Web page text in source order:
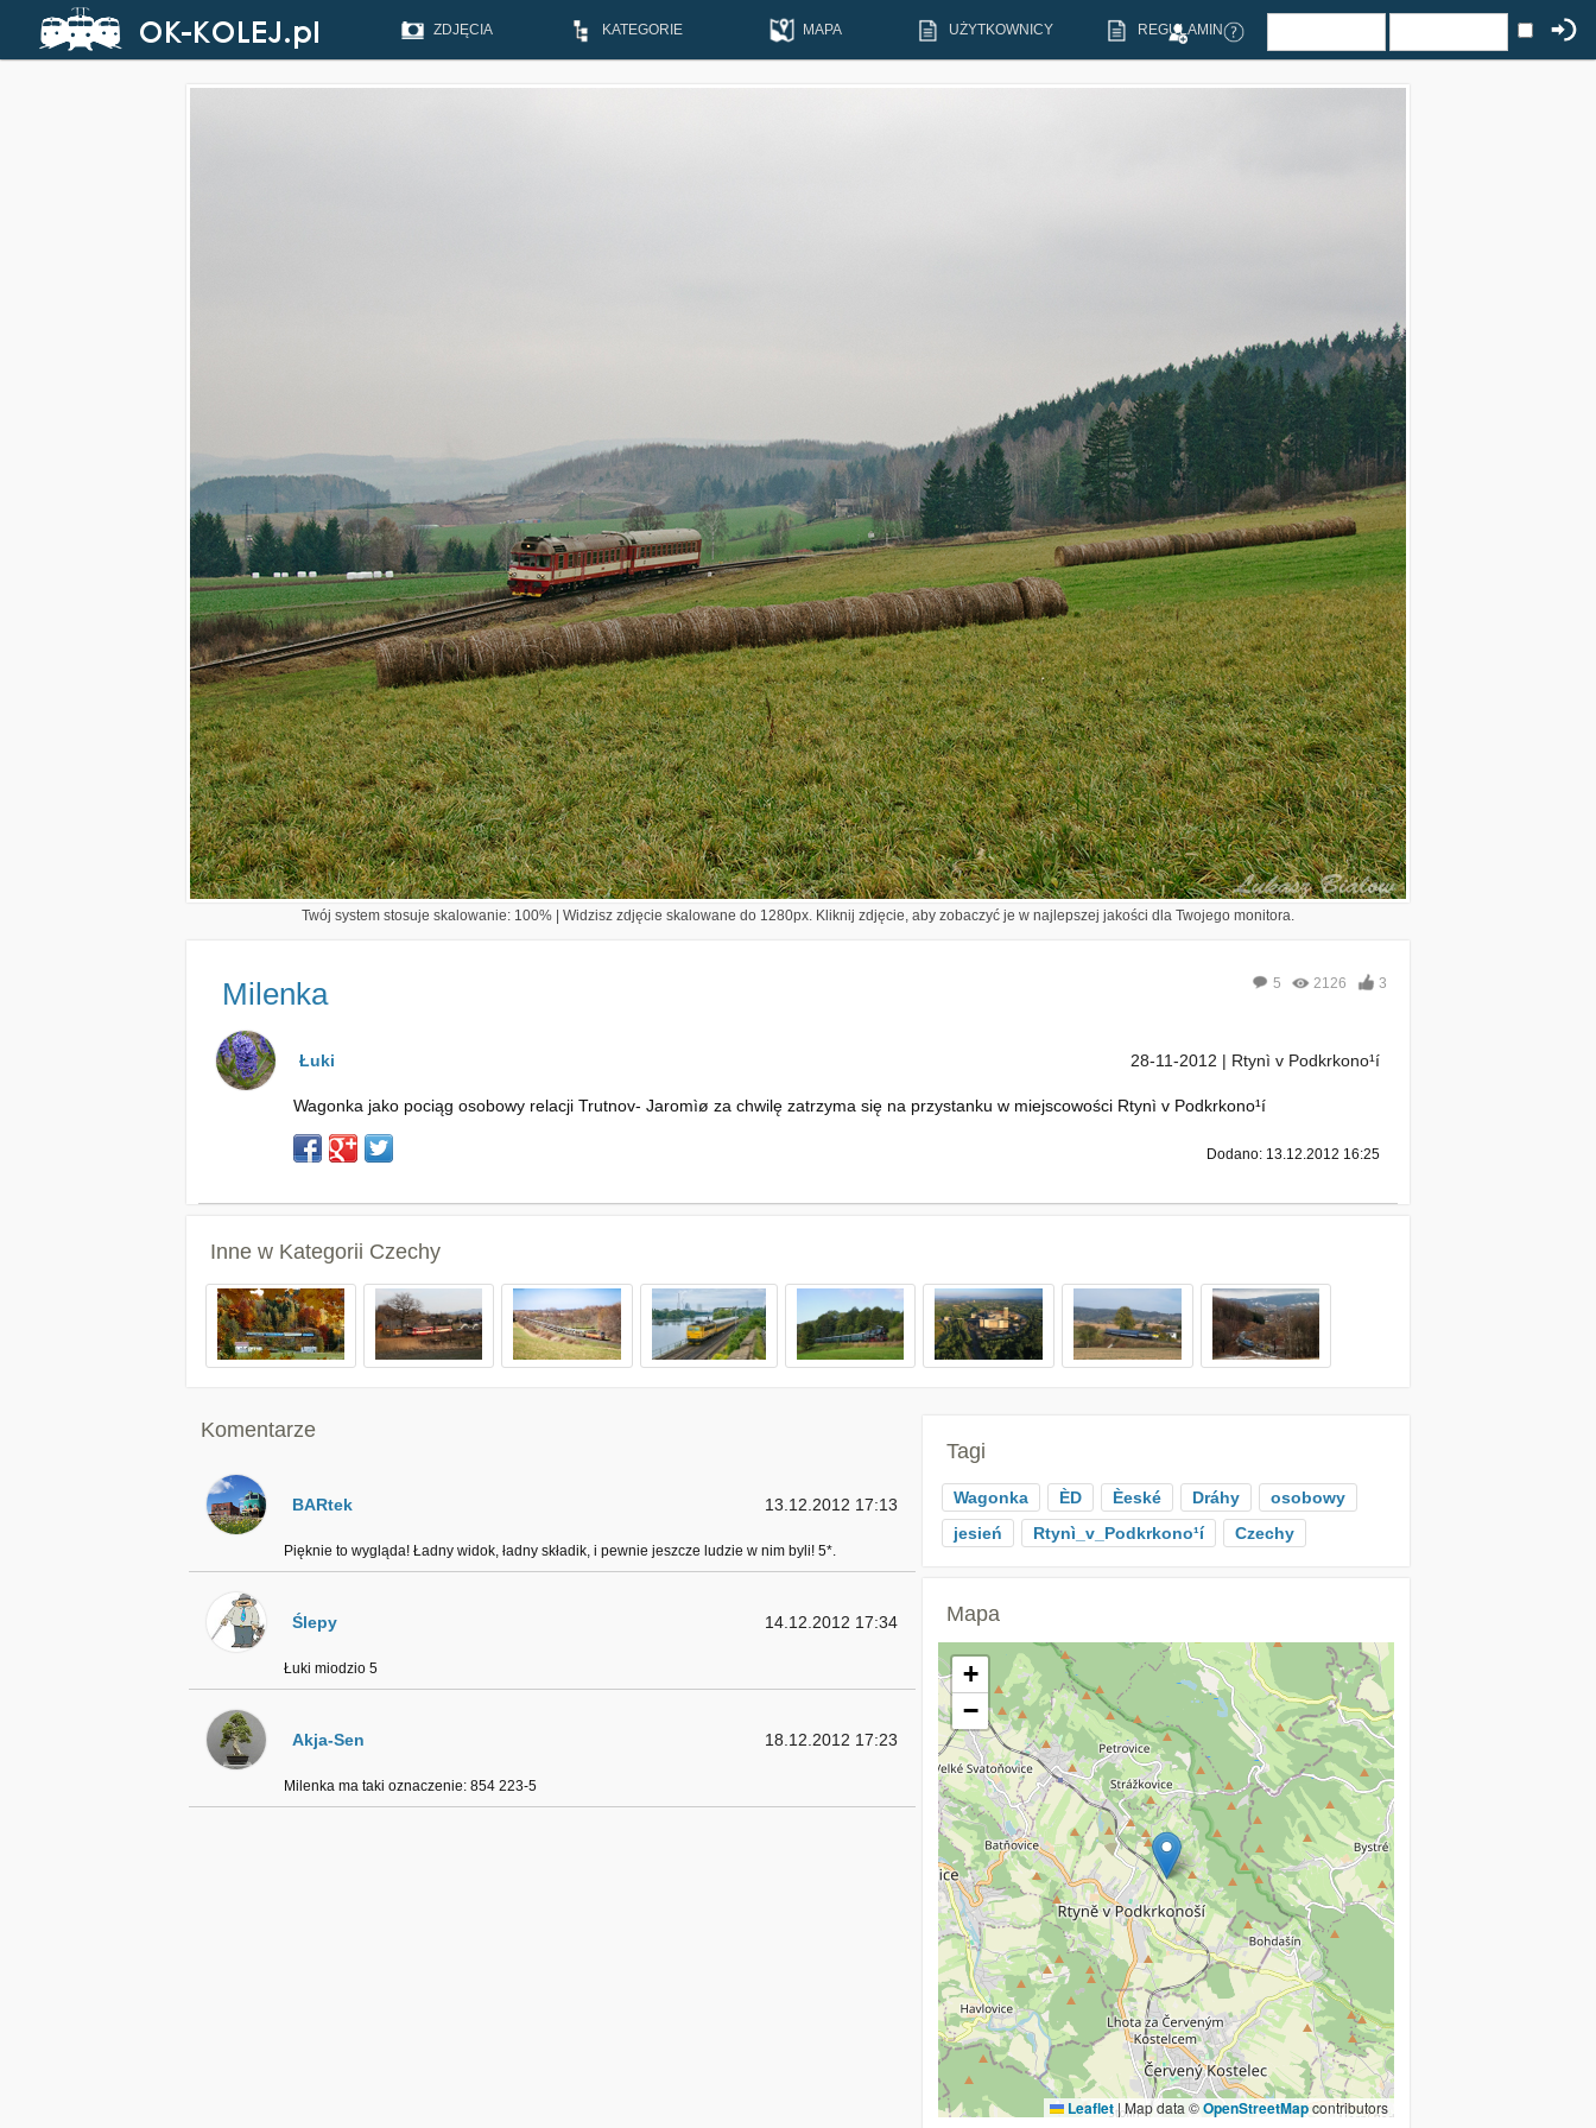
ZDJĘCIA KATEGORIE MAPA UŻYTKOWNICY REGULAMIN
Twój system stosuje skalowanie: 100% | Widzisz zdjęcie skalowane do 1280px. Kliknij zdjęcie, aby zobaczyć je w najlepszej jakości dla Twojego monitora.
Milenka 5 2126 3
Łuki 28-11-2012 | Rtynì v Podkrkono¹í
Wagonka jako pociąg osobowy relacji Trutnov- Jaromìø za chwilę zatrzyma się na przystanku w miejscowości Rtynì v Podkrkono¹í
Dodano: 13.12.2012 16:25
Inne w Kategorii Czechy
Komentarze
BARtek 13.12.2012 17:13
Pięknie to wygląda! Ładny widok, ładny składik, i pewnie jeszcze ludzie w nim byli! 5*.
Ślepy 14.12.2012 17:34
Łuki miodzio 5
Akja-Sen 18.12.2012 17:23
Milenka ma taki oznaczenie: 854 223-5
Tagi
Wagonka ÈD Èeské Dráhy
osobowy
jesień
Rtynì_v_Podkrkono¹í Czechy
Mapa
+
−
Leaflet|Map data ©OpenStreetMapcontributors